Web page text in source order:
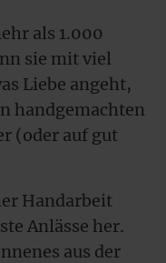
als 1.000
sie mit viel
Liebe angeht,
handgemachten
(oder auf gut
Handarbeit
Anlässe her.
aus der